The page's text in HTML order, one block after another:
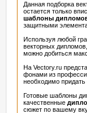
Данная подборка
остается только
шаблоны
защитными
Используя любой
векторных
можно добиться
На Vectory.ru
фонами из
необходимо
Готовые шаблоны
качественные
сюжет по вашему